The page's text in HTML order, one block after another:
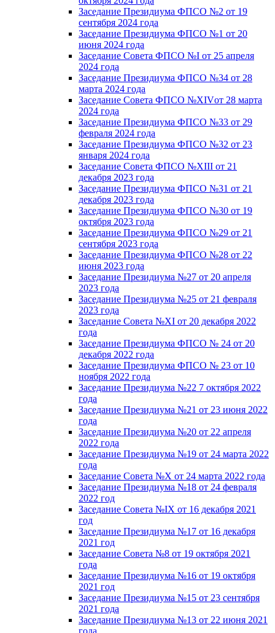
Заседание Президиума ФПСО №2 от 19
сентября 2024 года
Заседание Президиума ФПСО №1 от 20
июня 2024 года
Заседание Совета ФПСО №I от 25 апреля
2024 года
Заседание Президиума ФПСО №34 от 28
марта 2024 года
Заседание Совета ФПСО №XIVот 28 марта
2024 года
Заседание Президиума ФПСО №33 от 29
февраля 2024 года
Заседание Президиума ФПСО №32 от 23
января 2024 года
Заседание Совета ФПСО №XIII от 21
декабря 2023 года
Заседание Президиума ФПСО №31 от 21
декабря 2023 года
Заседание Президиума ФПСО №30 от 19
октября 2023 года
Заседание Президиума ФПСО №29 от 21
сентября 2023 года
Заседание Президиума ФПСО №28 от 22
июня 2023 года
Заседание Президиума №27 от 20 апреля
2023 года
Заседание Президиума №25 от 21 февраля
2023 года
Заседание Совета №XI от 20 декабря 2022
года
Заседание Президиума ФПСО № 24 от 20
декабря 2022 года
Заседание Президиума ФПСО № 23 от 10
ноября 2022 года
Заседание Президиума №22 7 октября 2022
года
Заседание Президиума №21 от 23 июня 2022
года
Заседание Президиума №20 от 22 апреля
2022 года
Заседание Президиума №19 от 24 марта 2022
года
Заседание Совета №X от 24 марта 2022 года
Заседание Президиума №18 от 24 февраля
2022 год
Заседание Совета №IX от 16 декабря 2021
год
Заседание Президиума №17 от 16 декабря
2021 год
Заседание Совета №8 от 19 октября 2021
года
Заседание Президиума №16 от 19 октября
2021 год
Заседание Президиума №15 от 23 сентября
2021 года
Заседание Президиума №13 от 22 июня 2021
года